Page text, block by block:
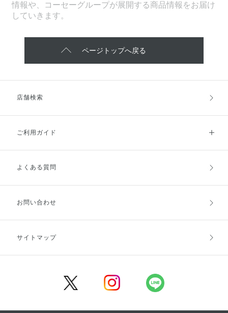
情報や、コーセーグループが展開する商品情報をお届け
していきます。
ページトップへ戻る
店舗検索
ご利用ガイド
ご利用ガイドトップ
お支払方法
キャンセル・返品・交換
よくある質問
お問い合わせ
サイトマップ